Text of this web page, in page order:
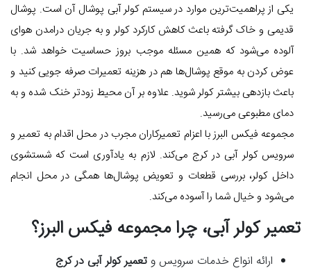
یکی از پراهمیت‌ترین موارد در سیستم کولر آبی پوشال آن است. پوشال
قدیمی و خاک گرفته باعث کاهش کارکرد کولر و به جریان درامدن هوای
آلوده می‌شود که همین مسئله موجب بروز حساسیت خواهد شد. با
عوض کردن به موقع پوشال‌ها هم در هزینه تعمیرات صرفه جویی کنید و
باعث بازدهی بیشتر کولر شوید. علاوه بر آن محیط زودتر خنک شده و به
دمای مطبوعی می‌رسید.
مجموعه فیکس البرز با اعزام تعمیرکاران مجرب در محل اقدام به تعمیر و
سرویس کولر آبی در کرج می‌کند. لازم به یادآوری است که شستشوی
داخل کولر، بررسی قطعات و تعویض پوشال‌ها همگی در محل انجام
می‌شود و خیال شما را آسوده می‌کند.
تعمیر کولر آبی، چرا مجموعه فیکس البرز؟
ارائه انواع خدمات سرویس وتعمیر کولر آبی در کرج